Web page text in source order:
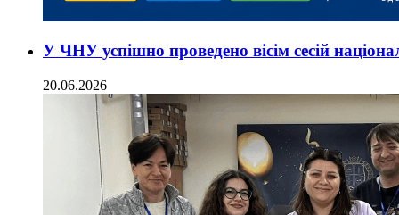
У ЧНУ успішно проведено вісім сесій
20.06.2026